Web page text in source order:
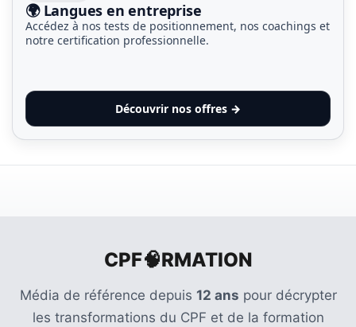
🌍 Langues en entreprise
Accédez à nos tests de positionnement, nos coachings et
notre certification professionnelle.
Découvrir nos offres →
CPF🧠RMATION
Média de référence depuis 12 ans pour décrypter
les transformations du CPF et de la formation